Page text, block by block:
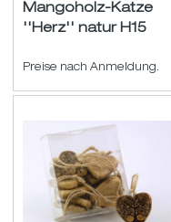
Mangoholz-Katze
''Herz'' natur H15
Preise nach Anmeldung.